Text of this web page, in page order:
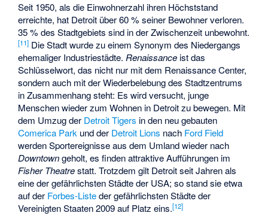
Seit 1950, als die Einwohnerzahl ihren Höchststand
erreichte, hat Detroit über 60 % seiner Bewohner verloren.
35 % des Stadtgebiets sind in der Zwischenzeit unbewohnt.
[11] Die Stadt wurde zu einem Synonym des Niedergangs
ehemaliger Industriestädte.Renaissance ist das
Schlüsselwort, das nicht nur mit dem Renaissance Center,
sondern auch mit der Wiederbelebung des Stadtzentrums
in Zusammenhang steht: Es wird versucht, junge
Menschen wieder zum Wohnen in Detroit zu bewegen. Mit
dem Umzug der Detroit Tigers in den neu gebauten
Comerica Park und der Detroit Lions nach Ford Field
werden Sportereignisse aus dem Umland wieder nach
Downtowngeholt, es finden attraktive Aufführungen im
Fisher Theatrestatt. Trotzdem gilt Detroit seit Jahren als
eine der gefährlichsten Städte der USA; so stand sie etwa
auf der Forbes-Listeder gefährlichsten Städte der
Vereinigten Staaten 2009 auf Platz eins.[12]